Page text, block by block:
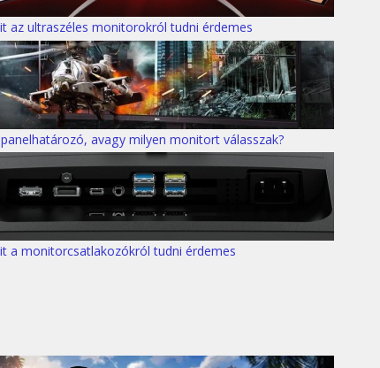
az ultraszéles monitorokról tudni érdemes
avagy milyen monitort válasszak?
a monitorcsatlakozókról tudni érdemes